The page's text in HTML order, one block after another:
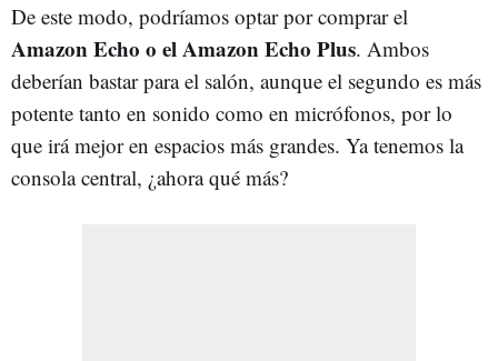
De este modo, podríamos optar por comprar el
Amazon Echo o el Amazon Echo Plus. Ambos
deberían bastar para el salón, aunque el segundo es más
potente tanto en sonido como en micrófonos, por lo
que irá mejor en espacios más grandes. Ya tenemos la
consola central, ¿ahora qué más?